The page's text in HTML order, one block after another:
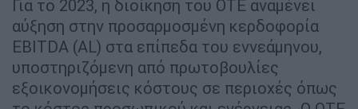
Για το 2023, η διοίκηση του ΟΤΕ αναμένει
αύξηση στην προσαρμοσμένη κερδοφορία
EBITDA (AL) στα επίπεδα του εννεάμηνου,
υποστηριζόμενη από πρωτοβουλίες
εξοικονομήσεις κόστους σε περιοχές όπως